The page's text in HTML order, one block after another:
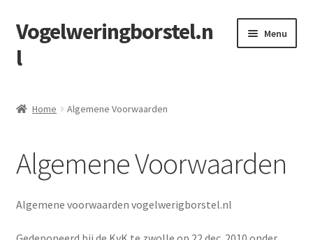
Ga
door
naar
Ga
naar
de
Vogelweringborstel.n
l
Menu
Algemene Voorwaarden
Contact
Herroepingsformulier
Home Algemene Voorwaarden
Algemene Voorwaarden
Algemene voorwaarden vogelwerigborstel.nl